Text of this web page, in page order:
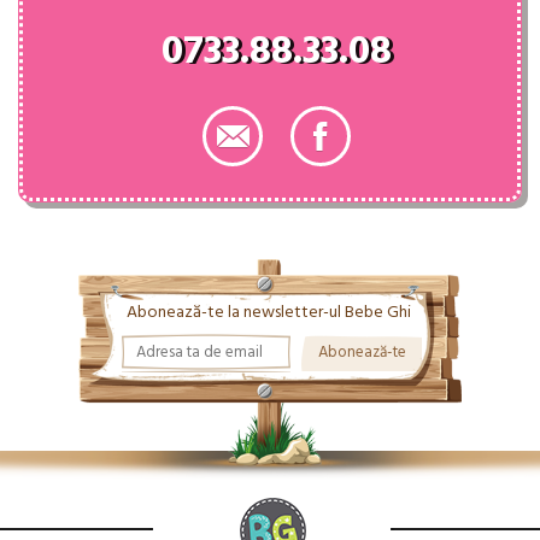
0733.88.33.08
Abonează-te la newsletter-ul Bebe Ghi